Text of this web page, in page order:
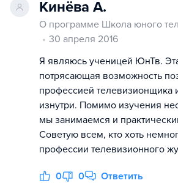
Кинёва А.
О программе Школа юного
30 апреля 2016
Я являюсь ученицей ЮнТв.
потрясающая возможность
профессией телевизионщика
изнутри. Помимо изучения
мы занимаемся и
Советую всем, кто хоть
профессии телевизионного
0 0 Ответить